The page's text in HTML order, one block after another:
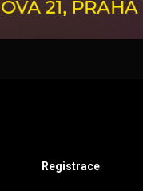
Registrace